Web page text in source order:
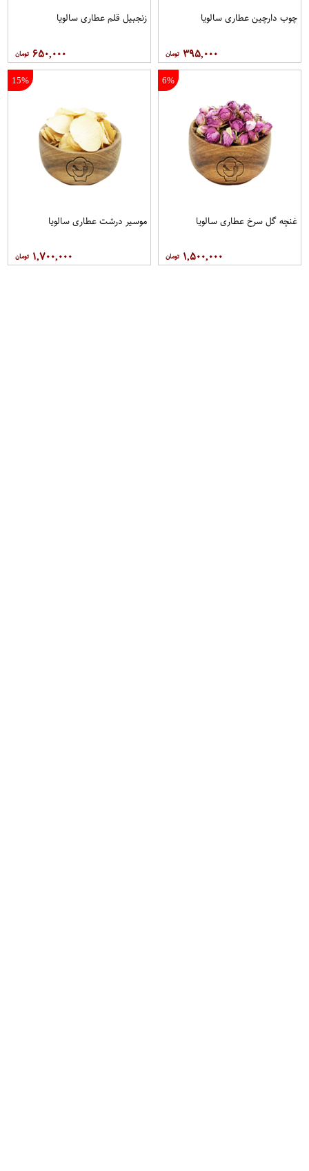
چوب دارچین عطاری سالویا
۳۹۵,۰۰۰
زنجبیل قلم عطاری سالویا
۶۵۰,۰۰۰
6%
غنچه گل سرخ عطاری سالویا
۱,۵۰۰,۰۰۰
15%
موسیر درشت عطاری سالویا
۱,۷۰۰,۰۰۰